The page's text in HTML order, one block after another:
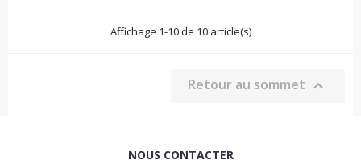
Affichage 1-10 de 10 article(s)
Retour au sommet 
NOUS CONTACTER